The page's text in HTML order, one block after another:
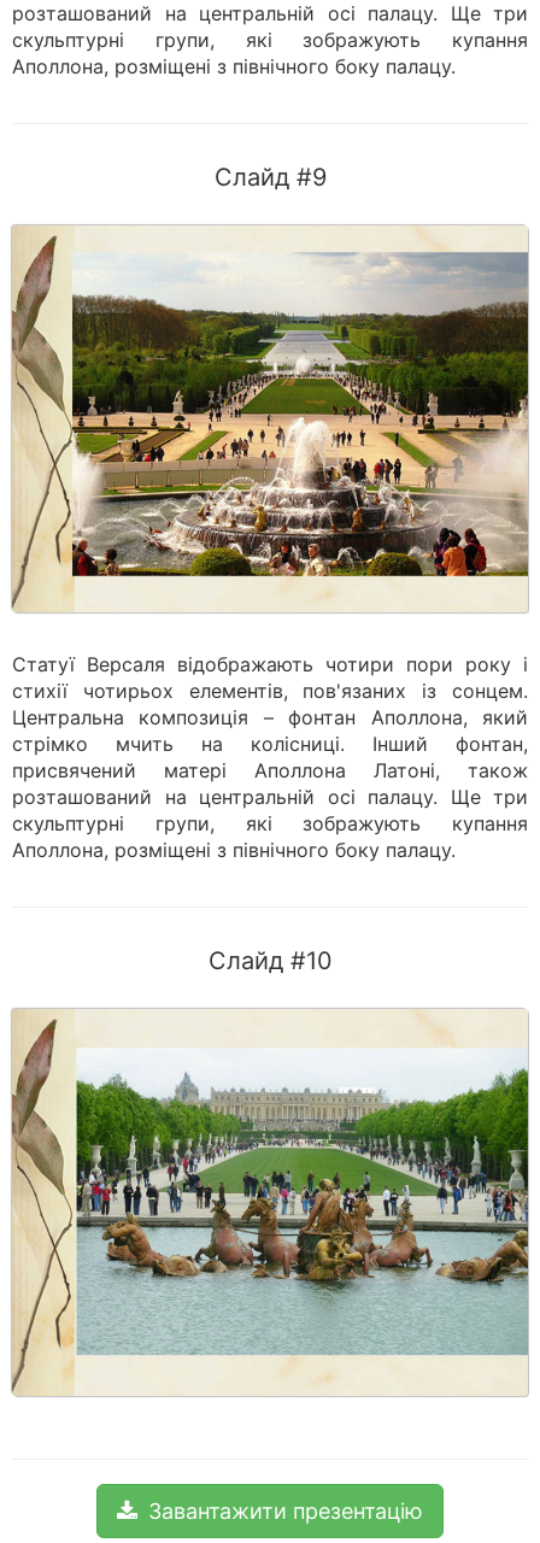
розташований на центральній осі палацу. Ще три
скульптурні групи, які зображують купання
Аполлона, розміщені з північного боку палацу.
Слайд #9
Статуї Версаля відображають чотири пори року і
стихії чотирьох елементів, пов'язаних із сонцем.
Центральна композиція – фонтан Аполлона, який
стрімко мчить на колісниці. Інший фонтан,
присвячений матері Аполлона Латоні, також
розташований на центральній осі палацу. Ще три
скульптурні групи, які зображують купання
Аполлона, розміщені з північного боку палацу.
Слайд #10
Завантажити презентацію